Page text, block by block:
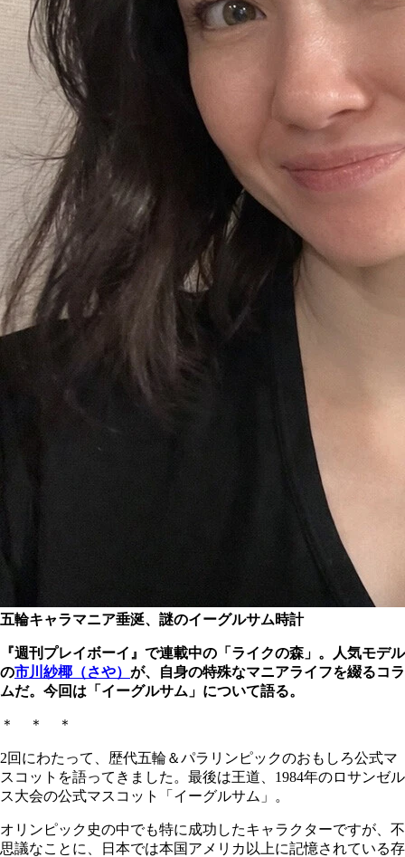
五輪キャラマニア垂涎、謎のイーグルサム時計
『週刊プレイボーイ』で連載中の「ライクの森」。人気モデル
の市川紗椰（さや） が、自身の特殊なマニアライフを綴るコラ
ムだ。今回は 「イーグルサム」 について語る。
＊ ＊ ＊
2回にわたって、歴代五輪＆パラリンピックのおもしろ公式マ
スコットを語ってきました。最後は王道、1984年のロサンゼル
ス大会の公式マスコット「イーグルサム」。
オリンピック史の中でも特に成功したキャラクターですが、不
思議なことに、日本では本国アメリカ以上に記憶されている存